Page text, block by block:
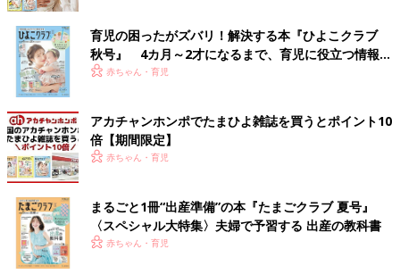
どのようなサインに気がつけばいいか？
いちばん多い自覚症状は「かゆみ」です。目をかいているうちに
痛みが加わり、目のゴロゴロ感（異物感）が出てきます。しかし
小さい子どもは症状を正確に訴えられない場合があります。本人
以外も客観的にとらえられる症状（他覚症状）としては「涙
目」、「目の充血」、「白目やまぶたの腫れ」「ゼリー状のめや
に」などがあります。アトピー素因をもつ子どもが多く、これは
食物アレルギー、気管支ぜんそく、アレルギー性鼻炎、アトピー
性皮膚炎などを含みます。とくにアレルギー性鼻炎とあわせて起
こることが多いです。
育児の困ったがズバリ！解決する本『ひよこクラブ
秋号』 4カ月～2才になるまで、育児に役立つ情報が
いっぱい！
赤ちゃん・育児
アカチャンホンポでたまひよ雑誌を買うとポイント10
倍【期間限定】
赤ちゃん・育児
まるごと1冊“出産準備”の本『たまごクラブ 夏号』
〈スペシャル大特集〉夫婦で予習する 出産の教科書
赤ちゃん・育児